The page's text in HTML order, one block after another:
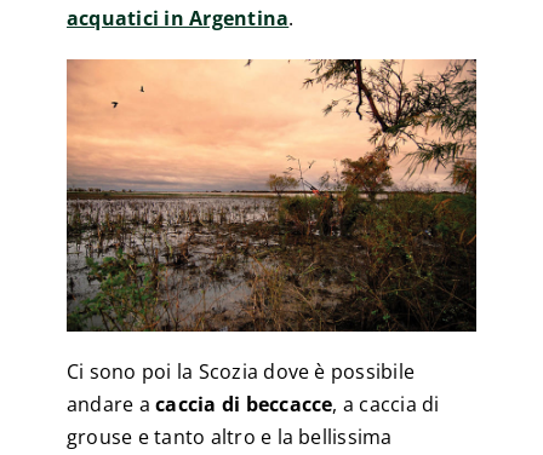
acquatici in Argentina.
Ci sono poi la Scozia dove è possibile
andare acaccia di beccacce, a caccia di
grouse e tanto altro e la bellissima